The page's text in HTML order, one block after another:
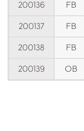
200136 FB
200137 FB
200138 FB
200139 OB